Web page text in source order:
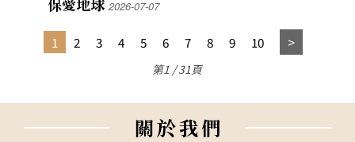
2026-07-07
1 2 3 4 5 6 7 8 9 10
第1 / 31頁
關於我們